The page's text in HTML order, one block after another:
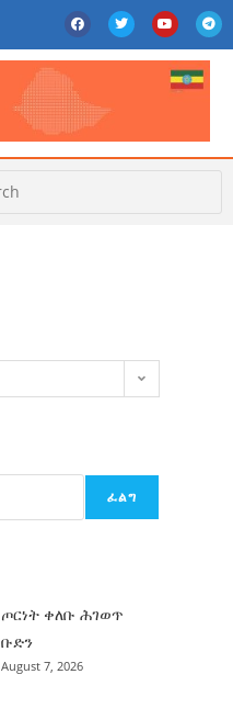
ፈልግ
ጦርነት ቀለቡ ሕገወጥ
ቡድን
August 7, 2026